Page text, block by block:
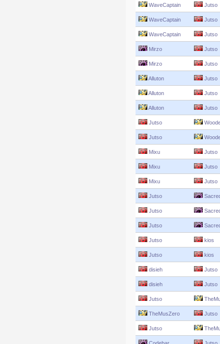
WaveCaptain Jutso
WaveCaptain Jutso
WaveCaptain Jutso
Mirzo Jutso
Mirzo Jutso
Alluton Jutso
Alluton Jutso
Alluton Jutso
Jutso
Jutso
Mixu Jutso
Mixu Jutso
Mixu Jutso
Jutso
Jutso
Jutso
Jutso kios
Jutso kios
disieh Jutso
disieh Jutso
Jutso
TheMusZero Jutso
Jutso